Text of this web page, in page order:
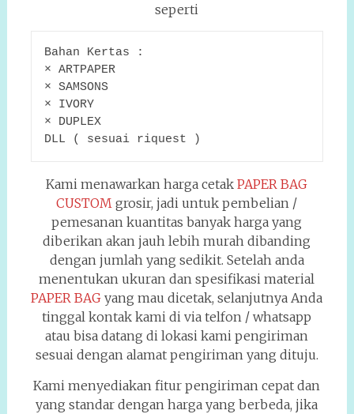
seperti
Bahan Kertas :
× ARTPAPER
× SAMSONS
× IVORY
× DUPLEX
DLL ( sesuai riquest )
Kami menawarkan harga cetakPAPER BAG
CUSTOM grosir, jadi untuk pembelian /
pemesanan kuantitas banyak harga yang
diberikan akan jauh lebih murah dibanding
dengan jumlah yang sedikit. Setelah anda
menentukan ukuran dan spesifikasi material
PAPER BAG yang mau dicetak, selanjutnya Anda
tinggal kontak kami di via telfon / whatsapp
atau bisa datang di lokasi kami pengiriman
sesuai dengan alamat pengiriman yang dituju.
Kami menyediakan fitur pengiriman cepat dan
yang standar dengan harga yang berbeda, jika